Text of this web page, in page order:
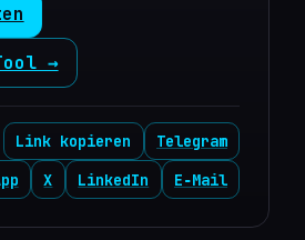
→
Link kopieren
Telegram
X LinkedIn E‑Mail